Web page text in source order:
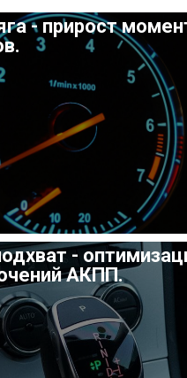
- прирост
-
АКПП.